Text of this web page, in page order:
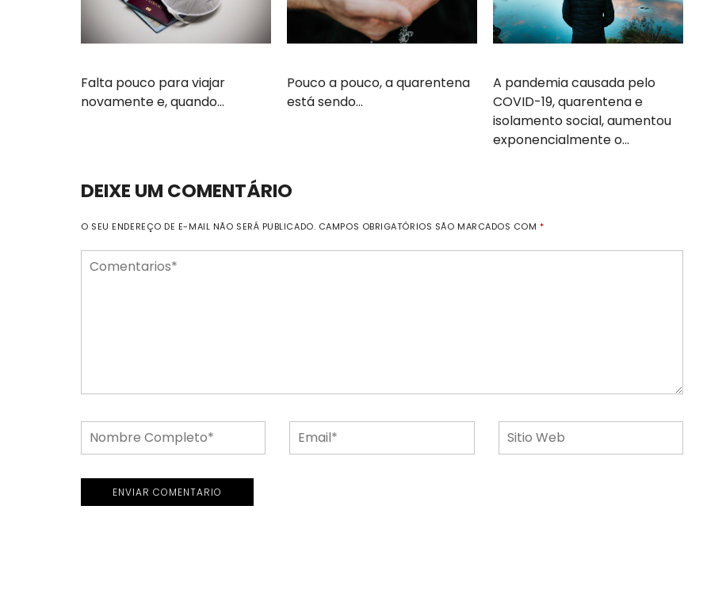
Falta pouco para viajar
novamente e, quando…
Pouco a pouco, a quarentena
está sendo…
A pandemia causada pelo
COVID-19, quarentena e
isolamento social, aumentou
exponencialmente o…
DEIXE UM COMENTÁRIO
O SEU ENDEREÇO DE E-MAIL NÃO SERÁ PUBLICADO. CAMPOS OBRIGATÓRIOS SÃO MARCADOS COM*